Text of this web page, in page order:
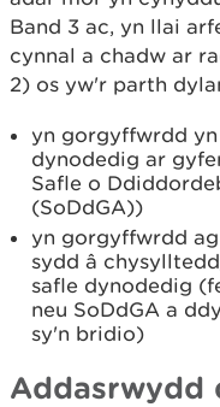
Band 3 ac, yn llai
cynnal a chadw ar
2) os yw'r parth
yn gorgyffwrdd
dynodedig ar
Safle o
(SoDdGA))
yn gorgyffwrdd
sydd â
safle dynodedig
neu SoDdGA a
sy'n bridio)
Addasrwydd